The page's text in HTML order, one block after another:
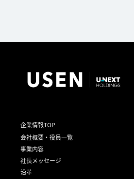
企業情報TOP
会社概要・役員一覧
事業内容
社長メッセージ
沿革